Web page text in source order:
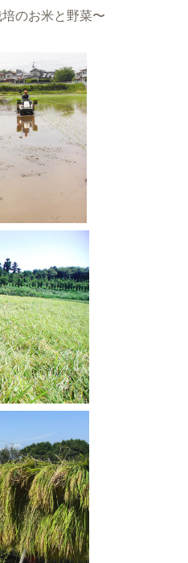
のお米と野菜〜